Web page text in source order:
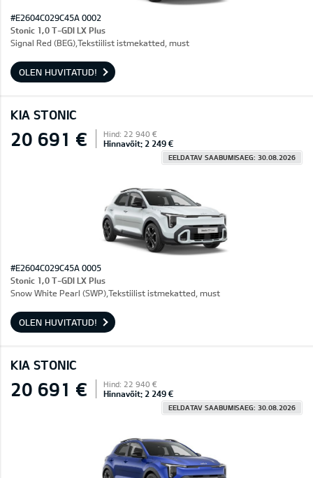
#E2604C029C45A 0002
Stonic 1,0 T-GDI LX Plus
Signal Red (BEG),Tekstiilist istmekatted, must
OLEN HUVITATUD!
KIA STONIC
20 691 € Hind: 22 940 €
Hinnavõit: 2 249 €
EELDATAV SAABUMISAEG: 30.08.2026
#E2604C029C45A 0005
Stonic 1,0 T-GDI LX Plus
Snow White Pearl (SWP),Tekstiilist istmekatted, must
OLEN HUVITATUD!
KIA STONIC
20 691 € Hind: 22 940 €
Hinnavõit: 2 249 €
EELDATAV SAABUMISAEG: 30.08.2026